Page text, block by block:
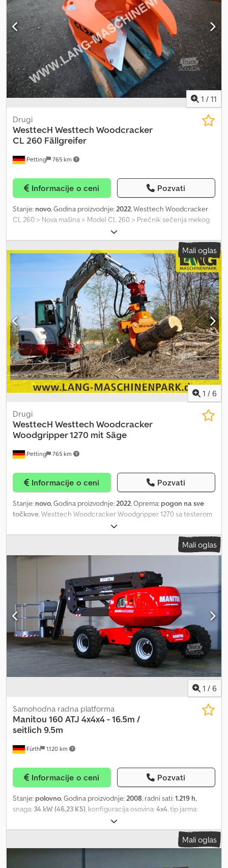
1 / 11
Petting 765 km
Drugi
WesttecH Westtech Woodcracker
CL 260 Fällgreifer
Informacije o ceni Pozvati
Stanje: novo, Godina proizvodnje:2022, Westtech Woodcracker
CL 260 > Nova mašina > Model CL 260 > Prečnik sečenja mekog
drveta 320 mm Csdpfxen Hyx Ej Agrorf > Prečnik sečenja tvrdog
drveta 260 mm > Širina otvaranja hvataljke 760 mm > Sopstvena
težina 340 kg > Protok hidraulike 50 - 100 l/min > Radni pritisak
280 bara > Potreban je samo 1x dvostruko delujući upravljački
ventil > Noževi zamenjivi (zavrtanjem) > Pogodno za bagere radne
težine 6,00 - 14,00 tona > Više brzih adaptera dostupno odmah sa
lagera: MS08, Martin > Dostupno odmah sa lagera Opcionalna
oprema: > Osnovna ploča: 195,00 € > MS08: 450,00 € > Martin:
385,00 € > Rezervni sekač + šrafovi: 390,00 € Zvanični smo
distributer i servisni partner Westtech Woodcracker programa i
isporučujemo kompletan Woodcracker asortiman.
Mali oglas
1 / 6
Petting 765 km
Drugi
WesttecH Westtech Woodcracker
Woodgripper 1270 mit Säge
Informacije o ceni Pozvati
Stanje: novo, Godina proizvodnje:2022, Oprema: pogon na sve
točkove, Westtech Woodcracker Woodgripper 1270 sa testerom
> Novo > Proizvođač: Westtech Woodcracker > Tip: Woodgripper
1270 sa testerom > Širina otvaranja klešta: 1270 mm > Prečnik
sečenja: 540 mm > Uključuje 360° beskonačni rotator RT 10-4 >
Idealan kao pila za skraćivanje oborenog drveta > NIJE griper za
obaranje! Tehnički podaci: > Težina: oko 500 kg > Protok ulja
(testera): 50 - 90 l/min > Pritisak (testera): max. 280 bara > Protok
ulja (griper): 30 - 45 l/min > Pritisak (griper): max. 250 bara
Transport? Nema problema! Cjdonvabpopfx Agrorf
Mali oglas
1 / 6
Fürth 1.120 km
Samohodna radna platforma
Manitou 160 ATJ 4x4x4 - 16.5m /
seitlich 9.5m
Informacije o ceni Pozvati
Stanje: polovno, Godina proizvodnje:2008, radni sati:1.219 h,
snaga: 34 kW (46,23 KS), konfiguracija osovina:4x4, tip jarma:
16.500 mm
građevinska visina:2.370 mm, vrsta goriva:dizel, dimenzija gume:
crvena
transportna dužina:7.040 mm, transportna širina: 2.320 mm
Mali oglas